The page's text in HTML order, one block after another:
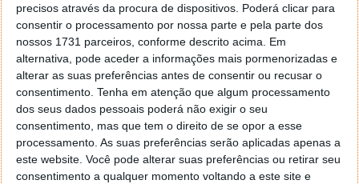
precisos através da procura de dispositivos. Poderá clicar para
consentir o processamento por nossa parte e pela parte dos
nossos 1731 parceiros, conforme descrito acima. Em
alternativa, pode aceder a informações mais pormenorizadas e
alterar as suas preferências antes de consentir ou recusar o
consentimento. Tenha em atenção que algum processamento
dos seus dados pessoais poderá não exigir o seu
consentimento, mas que tem o direito de se opor a esse
processamento. As suas preferências serão aplicadas apenas a
este website. Você pode alterar suas preferências ou retirar seu
consentimento a qualquer momento voltando a este site e
Adquira a chave digital do Microsoft Office 365para
integrar o Teams na sua rotina de trabalho com
desconto exclusivo.
Trello: Gestão de Projetos Simples
OTrelloé uma excelente ferramenta de gestão de
projetos, que permite organizar tarefas, prazos e
responsabilidades de forma visual e acessível.